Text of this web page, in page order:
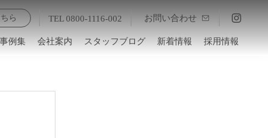
ら TEL 0800-1116-002 お問い合わせ
例集 会社案内 スタッフブログ 新着情報 採用情報